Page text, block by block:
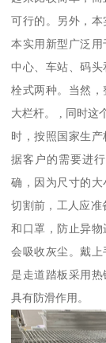
可行的。另外，本
本实用新型广泛
中心、车站、码
栓式两种。当然
大栏杆。 , 同时这
时，按照国家生
据客户的需要进
确，因为尺寸的大
切割前，工人应准
和口罩，防止异
会吸收灰尘。戴
是走道踏板采用
具有防滑作用。